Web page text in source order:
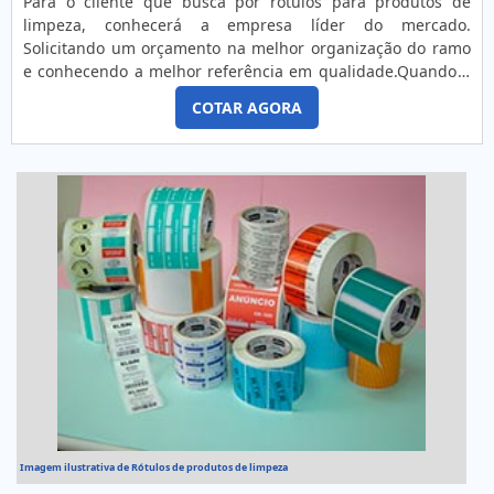
limpeza, conhecerá a empresa líder do mercado.
Solicitando um orçamento na melhor organização do ramo
e conhecendo a melhor referência em qualidade.Quando a
questão é rótulos para produtos de limpeza, com a equipe
da Tag Color poderá encontrar excelente custo-benefício
com manutenção e comercialização de produtos para
LIMPEZAHá muitas...
COTAR AGORA
Imagem ilustrativa de Rótulos de produtos de limpeza